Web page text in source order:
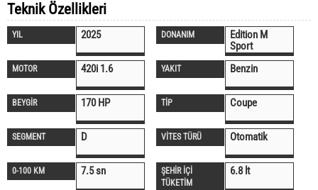
Teknik Özellikleri
YIL 2025 DONANIM
Edition M
Sport
MOTOR 420i 1.6 YAKIT Benzin
BEYGİR 170 HP TİP Coupe
SEGMENT D VİTES TÜRÜ Otomatik
0-100 KM 7.5 sn
ŞEHİR İÇİ
TÜKETİM
6.8 lt